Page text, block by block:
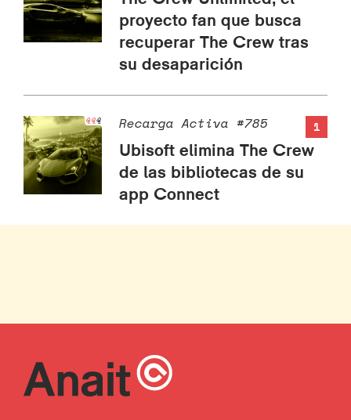
proyecto fan que busca
recuperar The Crew tras
su desaparición
1
Recarga Activa #785
Ubisoft elimina The Crew
de las bibliotecas de su
app Connect